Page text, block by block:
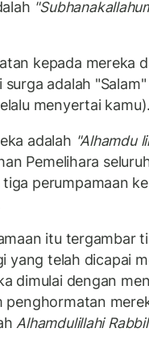
kepada mereka
surga adalah
menyertai kamu).
adalah "Alhamdu
Pemelihara
perumpamaan
itu tergambar
yang telah dicapai
dimulai dengan
penghormatan
Alhamdulillahi